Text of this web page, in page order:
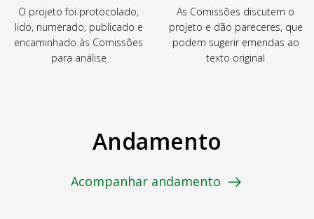
O projeto foi protocolado,
lido, numerado, publicado e
encaminhado às Comissões
para análise
As Comissões discutem o
projeto e dão pareceres, que
podem sugerir emendas ao
texto original
Andamento
Acompanhar andamento